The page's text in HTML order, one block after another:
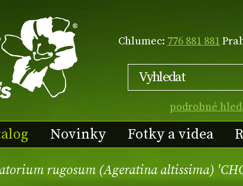
Chlumec: 776 881 881
podrobné
Novinky Fotky a videa
rugosum (Ageratina altissima)